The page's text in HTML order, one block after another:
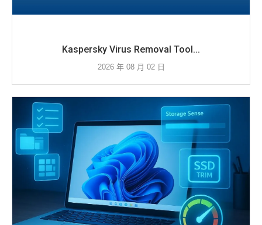
Kaspersky Virus Removal Tool...
2026 年 08 月 02 日